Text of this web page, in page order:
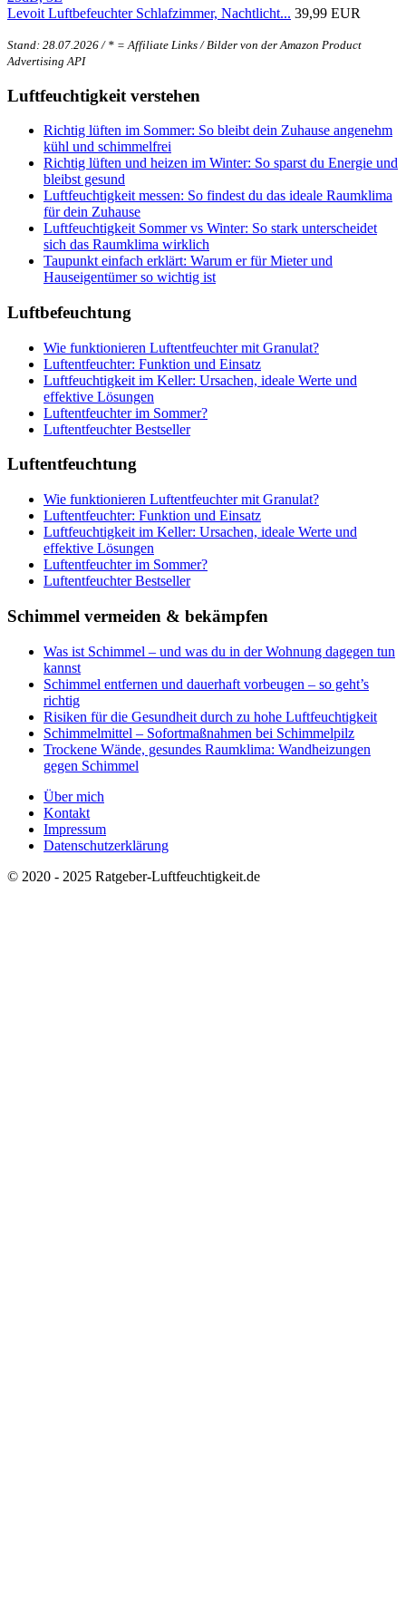
Levoit Luftbefeuchter Schlafzimmer, Nachtlicht... 39,99 EUR
Stand: 28.07.2026 / * = Affiliate Links / Bilder von der Amazon Product
Advertising API
Luftfeuchtigkeit verstehen
Richtig lüften im Sommer: So bleibt dein Zuhause angenehm
kühl und schimmelfrei
Richtig lüften und heizen im Winter: So sparst du Energie und
bleibst gesund
Luftfeuchtigkeit messen: So findest du das ideale Raumklima
für dein Zuhause
Luftfeuchtigkeit Sommer vs Winter: So stark unterscheidet
sich das Raumklima wirklich
Taupunkt einfach erklärt: Warum er für Mieter und
Hauseigentümer so wichtig ist
Luftbefeuchtung
Wie funktionieren Luftentfeuchter mit Granulat?
Luftentfeuchter: Funktion und Einsatz
Luftfeuchtigkeit im Keller: Ursachen, ideale Werte und
effektive Lösungen
Luftentfeuchter im Sommer?
Luftentfeuchter Bestseller
Luftentfeuchtung
Wie funktionieren Luftentfeuchter mit Granulat?
Luftentfeuchter: Funktion und Einsatz
Luftfeuchtigkeit im Keller: Ursachen, ideale Werte und
effektive Lösungen
Luftentfeuchter im Sommer?
Luftentfeuchter Bestseller
Schimmel vermeiden & bekämpfen
Was ist Schimmel – und was du in der Wohnung dagegen tun
kannst
Schimmel entfernen und dauerhaft vorbeugen – so geht’s
richtig
Risiken für die Gesundheit durch zu hohe Luftfeuchtigkeit
Schimmelmittel – Sofortmaßnahmen bei Schimmelpilz
Trockene Wände, gesundes Raumklima: Wandheizungen
gegen Schimmel
Über mich
Kontakt
Impressum
Datenschutzerklärung
© 2020 - 2025 Ratgeber-Luftfeuchtigkeit.de